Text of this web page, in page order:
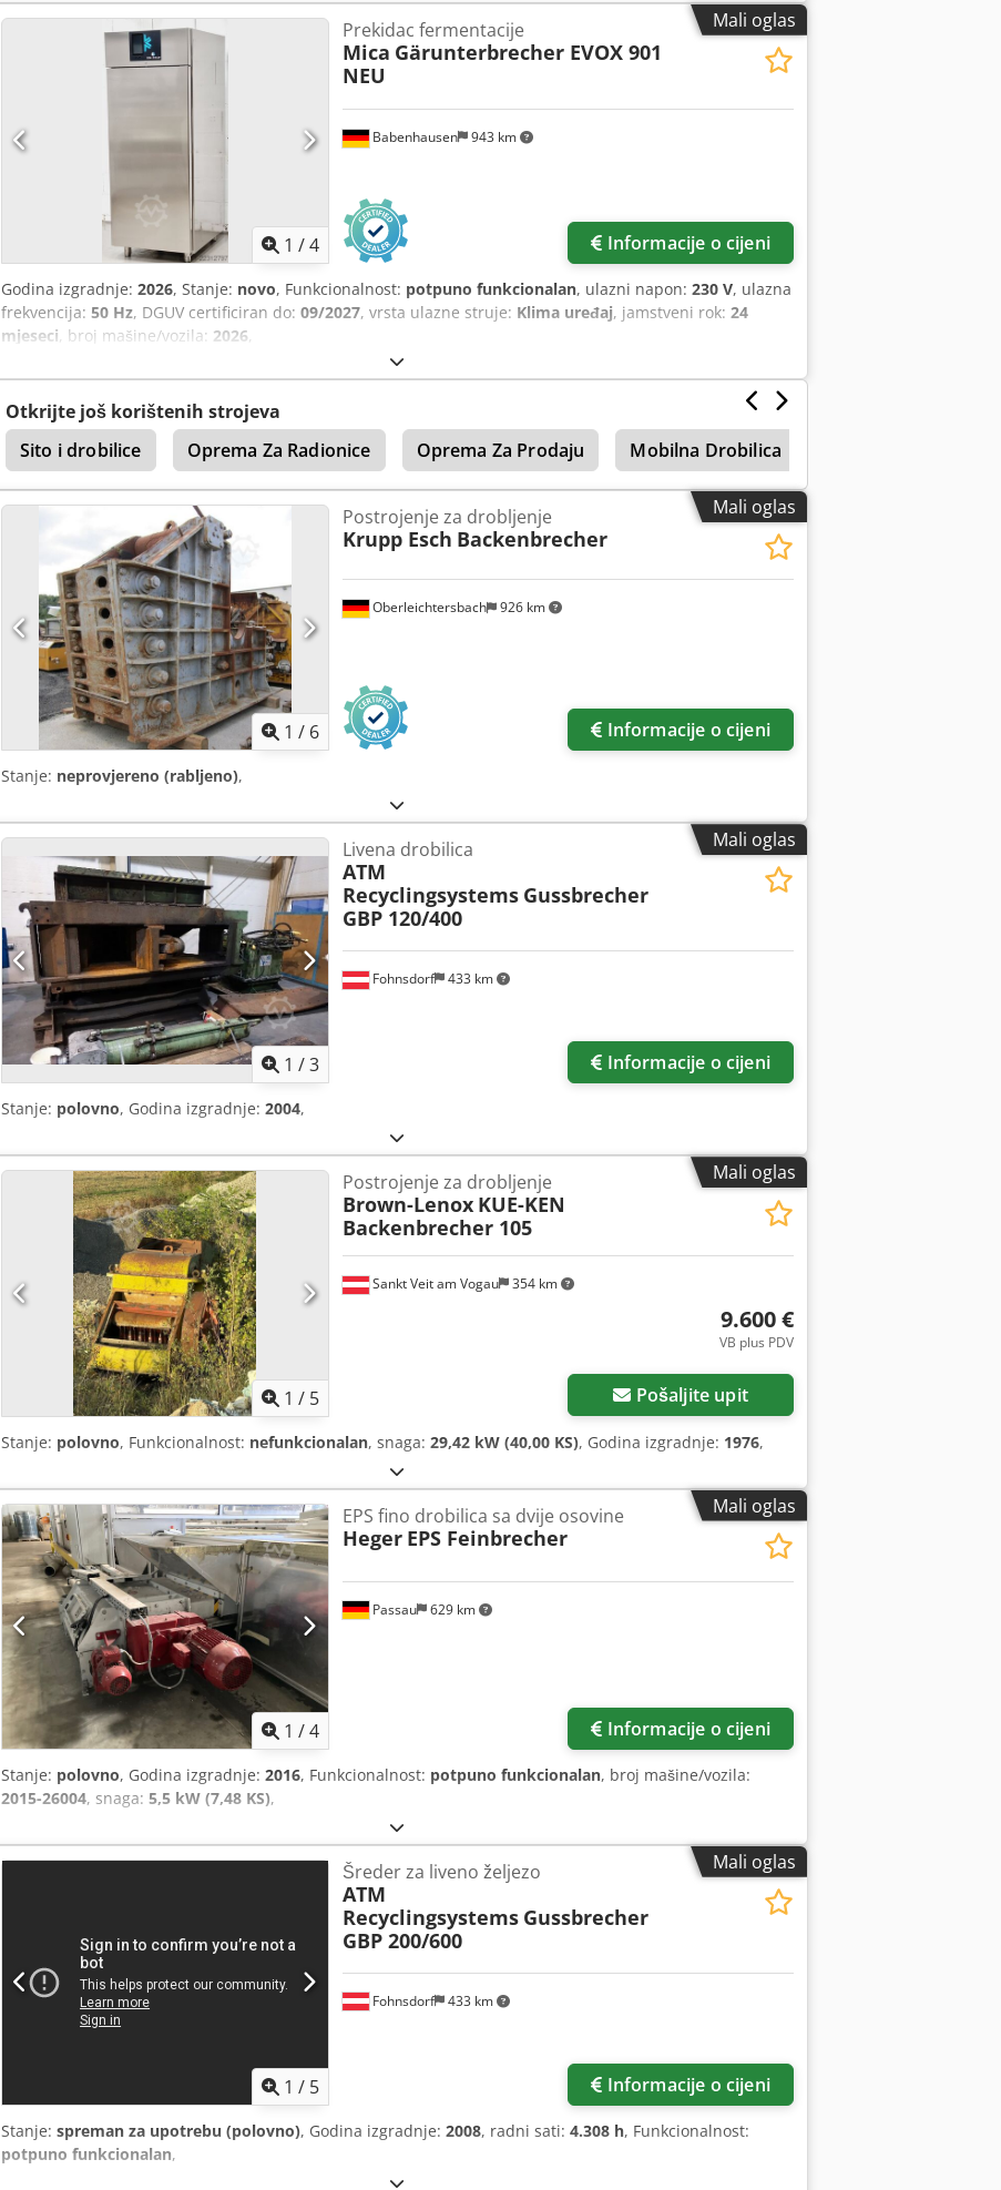
Mali oglas
1 /4
Babenhausen 943 km
Prekidac fermentacije
Mica Gärunterbrecher EVOX 901
NEU
Informacije o cijeni
Godina izgradnje: 2026, Stanje: novo, Funkcionalnost: potpuno funkcionalan, ulazni napon: 230 V, ulazna
frekvencija: 50 Hz, DGUV certificiran do: 09/2027, vrsta ulazne struje: Klima uređaj, jamstveni rok: 24
mjeseci, broj mašine/vozila: 2026,
Otkrijte još korištenih strojeva
Sito i drobilice
Oprema Za Radionice Oprema Za Prodaju Mobilna Drobilica
Mali oglas
1 / 6
Oberleichtersbach 926 km
Postrojenje za drobljenje
Krupp Esch Backenbrecher
Informacije o cijeni
Stanje: neprovjereno (rabljeno),
Mali oglas
1 /3
Fohnsdorf 433 km
Livena drobilica
ATM
Recyclingsystems Gussbrecher
GBP 120/400
Informacije o cijeni
Stanje: polovno, Godina izgradnje: 2004,
Mali oglas
1 / 5
Sankt Veit am Vogau 354 km
Postrojenje za drobljenje
Brown-Lenox KUE-KEN
Backenbrecher 105
9.600 €
VB plus PDV
Pošaljite upit
Stanje: polovno, Funkcionalnost: nefunkcionalan, snaga: 29,42 kW (40,00 KS), Godina izgradnje: 1976,
Mali oglas
1 /4
Passau 629 km
EPS fino drobilica sa dvije osovine
Heger EPS Feinbrecher
Informacije o cijeni
Stanje: polovno, Godina izgradnje: 2016, Funkcionalnost: potpuno funkcionalan, broj mašine/vozila:
2015-26004, snaga: 5,5 kW (7,48 KS),
Mali oglas
1 / 5
Fohnsdorf 433 km
Šreder za liveno željezo
ATM
Recyclingsystems Gussbrecher
GBP 200/600
Informacije o cijeni
Stanje: spreman za upotrebu (polovno), Godina izgradnje: 2008, radni sati: 4.308 h, Funkcionalnost:
potpuno funkcionalan,